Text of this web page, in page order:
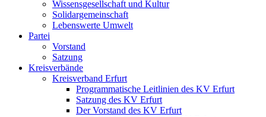
Wissensgesellschaft und Kultur
Solidargemeinschaft
Lebenswerte Umwelt
Partei
Vorstand
Satzung
Kreisverbände
Kreisverband Erfurt
Programmatische Leitlinien des KV Erfurt
Satzung des KV Erfurt
Der Vorstand des KV Erfurt